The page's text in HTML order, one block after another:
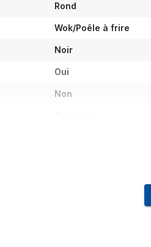
Rond
Wok/Poêle à frire
Noir
Oui
Non